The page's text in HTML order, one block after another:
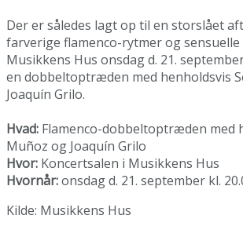
Der er således lagt op til en storslået
farverige flamenco-rytmer og
Musikkens Hus onsdag d. 21.
en dobbeltoptræden med henholdsvis
Joaquín Grilo.
Hvad: Flamenco-dobbeltoptræden med
Muñoz og Joaquín Grilo
Hvor: Koncertsalen i Musikkens Hus
Hvornår:onsdag d. 21. september kl.
Kilde: Musikkens Hus